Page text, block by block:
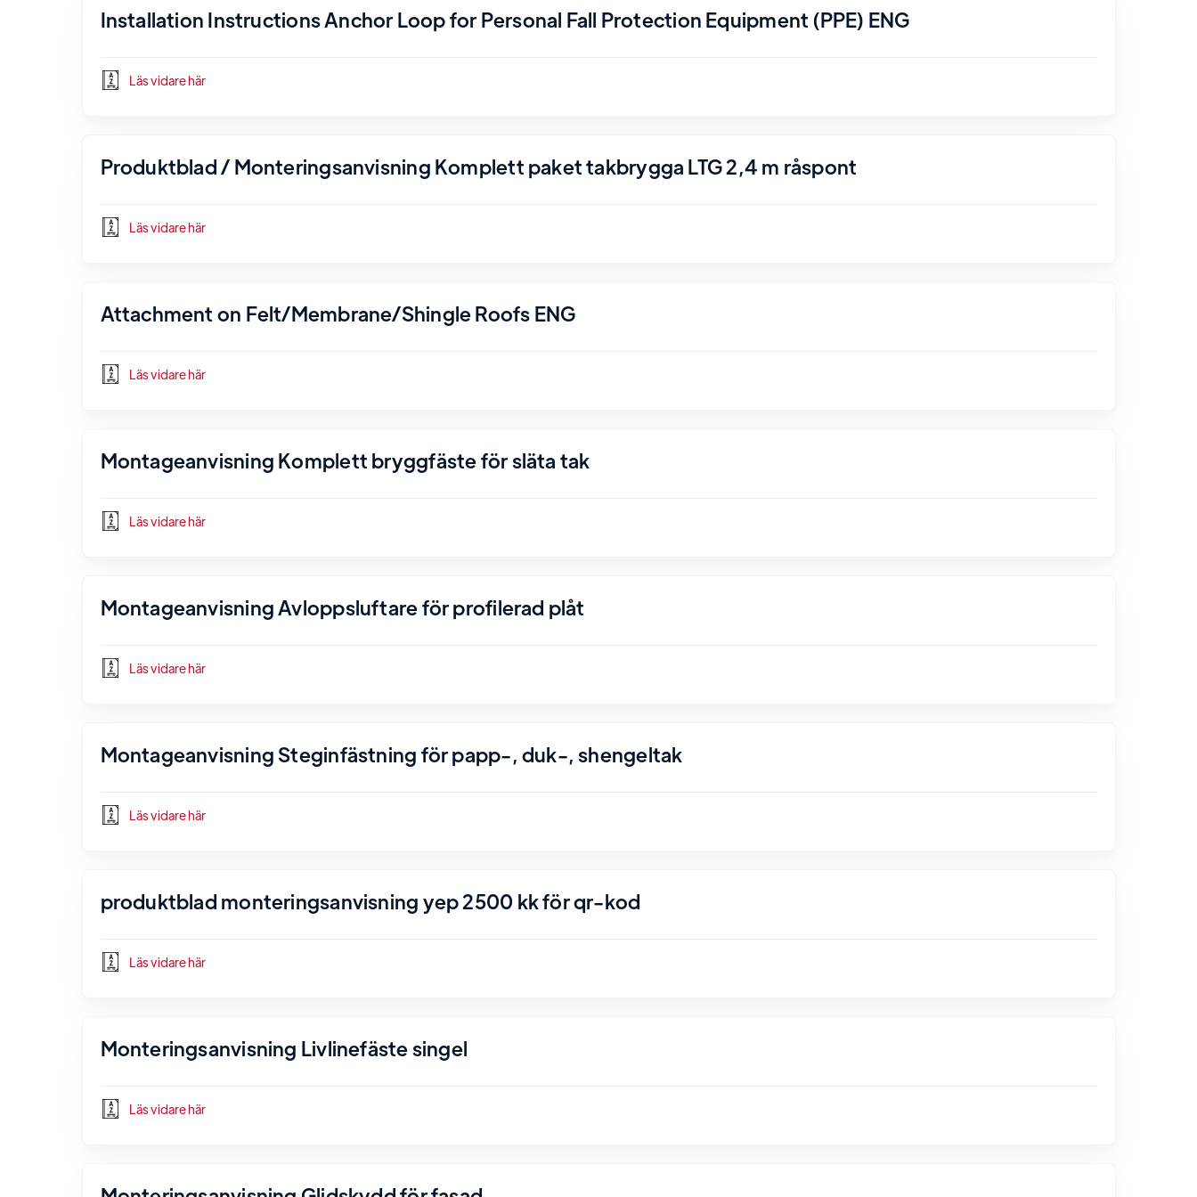
Installation Instructions Anchor Loop for Personal Fall Protection Equipment (PPE) ENG
Läs vidare här
Produktblad / Monteringsanvisning Komplett paket takbrygga LTG 2,4 m råspont
Läs vidare här
Attachment on Felt/Membrane/Shingle Roofs ENG
Läs vidare här
Montageanvisning Komplett bryggfäste för släta tak
Läs vidare här
Montageanvisning Avloppsluftare för profilerad plåt
Läs vidare här
Montageanvisning Steginfästning för papp-, duk-, shengeltak
Läs vidare här
produktblad monteringsanvisning yep 2500 kk för qr-kod
Läs vidare här
Monteringsanvisning Livlinefäste singel
Läs vidare här